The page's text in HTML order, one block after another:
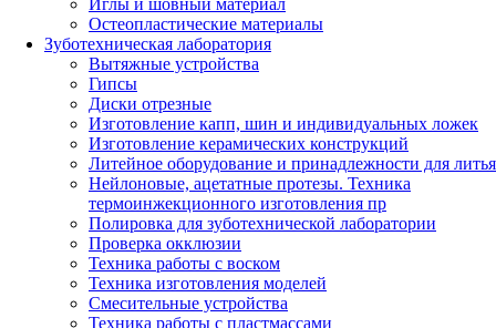
Остеопластические материалы
Зуботехническая лаборатория
Вытяжные устройства
Гипсы
Диски отрезные
Изготовление капп, шин и индивидуальных ложек
Изготовление керамических конструкций
Литейное оборудование и принадлежности для литья
Нейлоновые, ацетатные протезы. Техника
термоинжекционного изготовления пр
Полировка для зуботехнической лаборатории
Проверка окклюзии
Техника работы с воском
Техника изготовления моделей
Смесительные устройства
Техника работы с пластмассами